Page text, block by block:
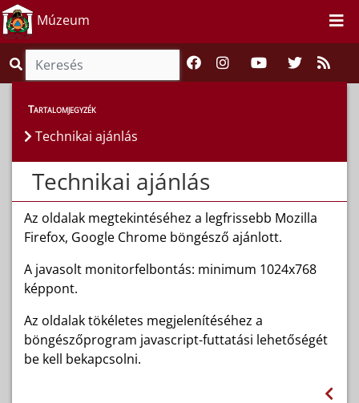
Múzeum
Tartalomjegyzék
Technikai ajánlás
Technikai ajánlás
Az oldalak megtekintéséhez a legfrissebb Mozilla
Firefox, Google Chrome böngésző ajánlott.
A javasolt monitorfelbontás: minimum 1024x768
képpont.
Az oldalak tökéletes megjelenítéséhez a
böngészőprogram javascript-futtatási lehetőségét
be kell bekapcsolni.